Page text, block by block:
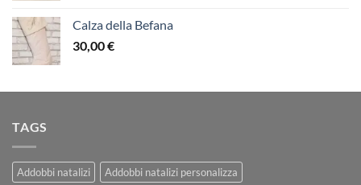
Calza della Befana
30,00€
TAGS
Addobbi natalizi
Addobbi natalizi personalizza